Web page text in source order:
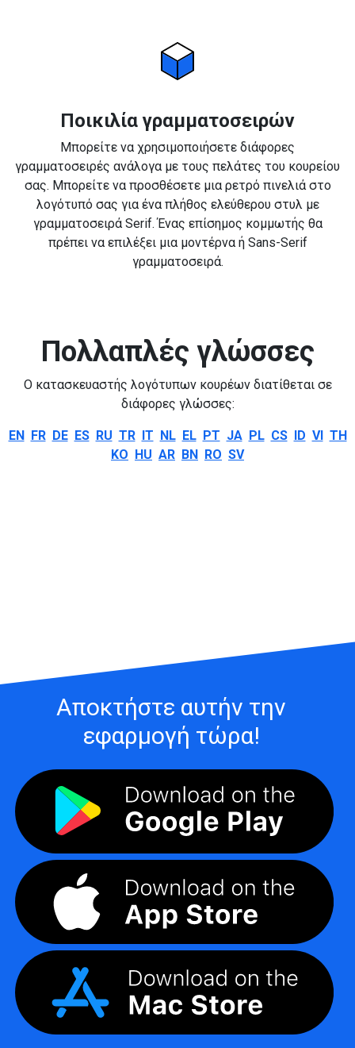
Ποικιλία γραμματοσειρών
Μπορείτε να χρησιμοποιήσετε διάφορες
γραμματοσειρές ανάλογα με τους πελάτες του κουρείου
σας. Μπορείτε να προσθέσετε μια ρετρό πινελιά στο
λογότυπό σας για ένα πλήθος ελεύθερου στυλ με
γραμματοσειρά Serif. Ένας επίσημος κομμωτής θα
πρέπει να επιλέξει μια μοντέρνα ή Sans-Serif
γραμματοσειρά.
Πολλαπλές γλώσσες
Ο κατασκευαστής λογότυπων κουρέων διατίθεται σε
διάφορες γλώσσες:
EN FR DE ES RU TR IT NL EL PT JA PL CS ID VI TH
KO HU AR BN RO SV
Αποκτήστε αυτήν την
εφαρμογή τώρα!